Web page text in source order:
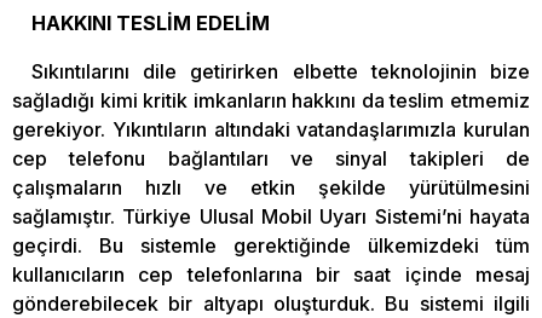
HAKKINI TESLİM EDELİM
Sıkıntılarını dile getirirken elbette teknolojinin bize
sağladığı kimi kritik imkanların hakkını da teslim etmemiz
gerekiyor. Yıkıntıların altındaki vatandaşlarımızla kurulan
cep telefonu bağlantıları ve sinyal takipleri de
çalışmaların hızlı ve etkin şekilde yürütülmesini
sağlamıştır. Türkiye Ulusal Mobil Uyarı Sistemi’ni hayata
geçirdi. Bu sistemle gerektiğinde ülkemizdeki tüm
kullanıcıların cep telefonlarına bir saat içinde mesaj
gönderebilecek bir altyapı oluşturduk. Bu sistemi ilgili